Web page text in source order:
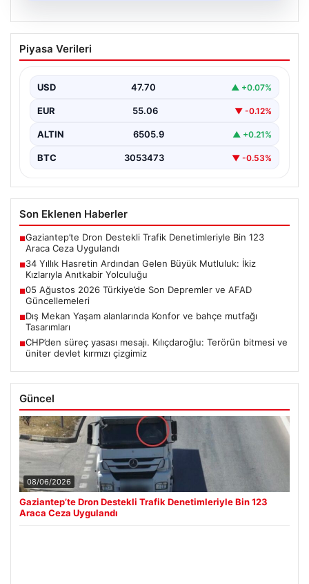
05.08.2026
34 Yıllık Hasretin Ardından Gelen
Büyük Mutluluk: İkiz Kızlarıyla Anıtkabir
Adıyaman’da hayatlarını sürdüren Abuzer ve Zeynep
Piyasa Verileri
USD 47.70 ▲ +0.07%
EUR 55.06 ▼ -0.12%
ALTIN 6505.9 ▲ +0.21%
BTC 3053473 ▼ -0.53%
Son Eklenen Haberler
■Gaziantep’te Dron Destekli Trafik Denetimleriyle Bin 123
Araca Ceza Uygulandı
■34 Yıllık Hasretin Ardından Gelen Büyük Mutluluk: İkiz
Kızlarıyla Anıtkabir Yolculuğu
■05 Ağustos 2026 Türkiye’de Son Depremler ve AFAD
Güncellemeleri
■Dış Mekan Yaşam alanlarında Konfor ve bahçe mutfağı
Tasarımları
■CHP’den süreç yasası mesajı. Kılıçdaroğlu: Terörün bitmesi ve
üniter devlet kırmızı çizgimiz
Güncel
08/06/2026
Gaziantep’te Dron Destekli Trafik Denetimleriyle Bin 123
Araca Ceza Uygulandı